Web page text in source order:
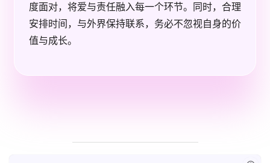
度面对，将爱与责任融入每一个环节。同时，合理
安排时间，与外界保持联系，务必不忽视自身的价
值与成长。